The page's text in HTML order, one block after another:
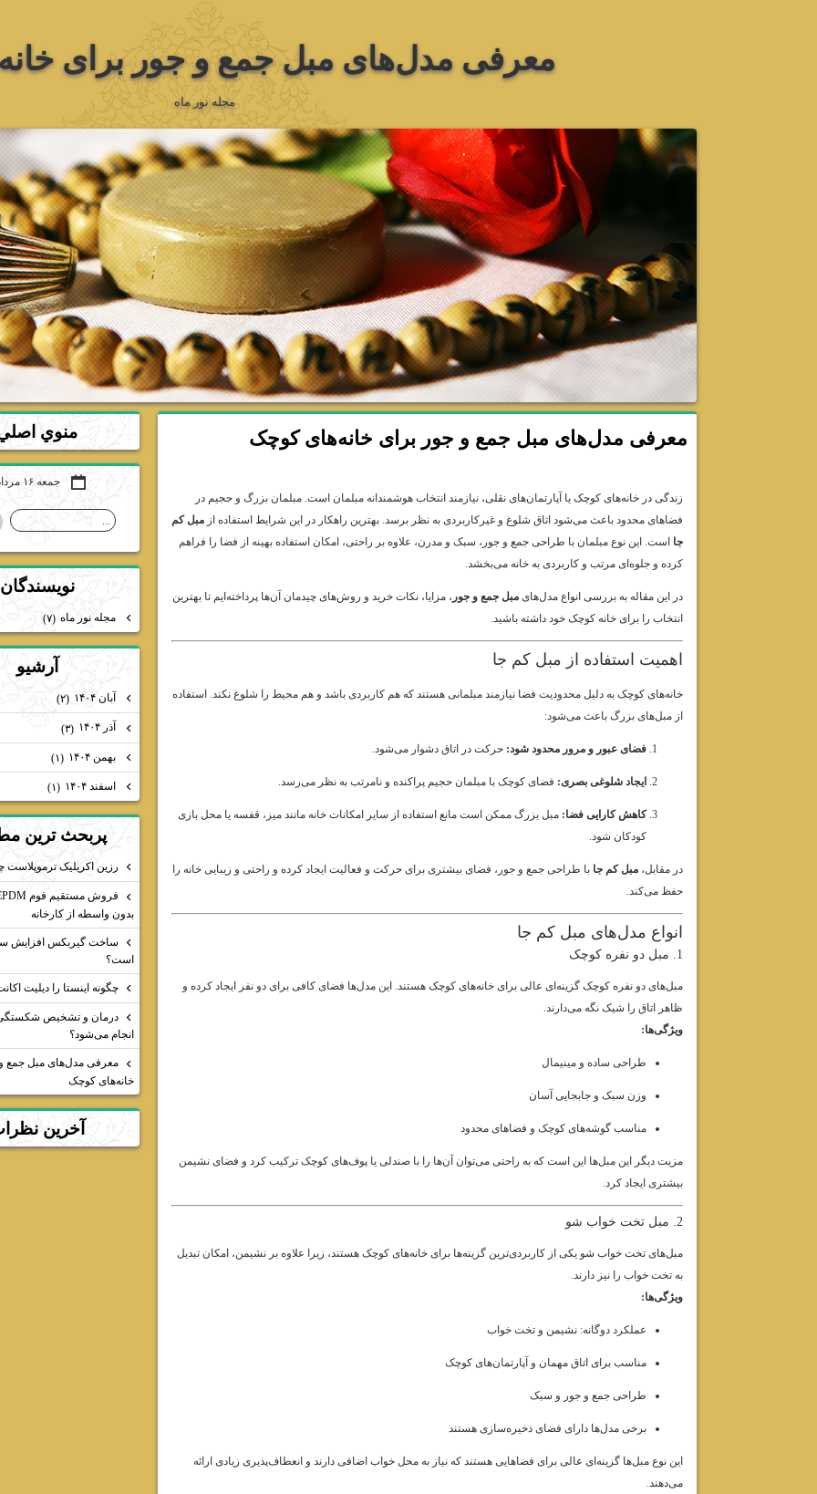
معرفی مدل‌های مبل جمع و جور برای
مجله نور ماه
معرفی مدل‌های مبل جمع و جور برای خانه‌های کوچک
زندگی در خانه‌های کوچک یا آپارتمان‌های نقلی، نیازمند انتخاب هوشمندانه مبلمان است. مبلمان بزرگ و حجیم در
فضاهای محدود باعث می‌شود اتاق شلوغ و غیرکاربردی به نظر برسد. بهترین راهکار در این شرایط استفاده از مبل کم
جا است. این نوع مبلمان با طراحی جمع و جور، سبک و مدرن، علاوه بر راحتی، امکان استفاده بهینه از فضا را فراهم
کرده و جلوه‌ای مرتب و کاربردی به خانه می‌بخشد.
در این مقاله به بررسی انواع مدل‌های مبل جمع و جور ، مزایا، نکات خرید و روش‌های چیدمان آن‌ها پرداخته‌ایم تا بهترین
انتخاب را برای خانه کوچک خود داشته باشید.
اهمیت استفاده از مبل کم جا
خانه‌های کوچک به دلیل محدودیت فضا نیازمند مبلمانی هستند که هم کاربردی باشد و هم محیط را شلوغ نکند. استفاده
از مبل‌های بزرگ باعث می‌شود:
فضای عبور و مرور محدود شود: حرکت در اتاق دشوار می‌شود.
ایجاد شلوغی بصری: فضای کوچک با مبلمان حجیم پراکنده و نامرتب به نظر می‌رسد.
کاهش کارایی فضا: مبل بزرگ ممکن است مانع استفاده از سایر امکانات خانه مانند میز، قفسه یا محل بازی
کودکان شود.
در مقابل، مبل کم جا با طراحی جمع و جور، فضای بیشتری برای حرکت و فعالیت ایجاد کرده و راحتی و زیبایی خانه را
حفظ می‌کند.
انواع مدل‌های مبل کم جا
1. مبل دو نفره کوچک
مبل‌های دو نفره کوچک گزینه‌ای عالی برای خانه‌های کوچک هستند. این مدل‌ها فضای کافی برای دو نفر ایجاد کرده و
ظاهر اتاق را شیک نگه می‌دارند.
ویژگی‌ها:
طراحی ساده و مینیمال
وزن سبک و جابجایی آسان
مناسب گوشه‌های کوچک و فضاهای محدود
مزیت دیگر این مبل‌ها این است که به راحتی می‌توان آن‌ها را با صندلی یا پوف‌های کوچک ترکیب کرد و فضای نشیمن
بیشتری ایجاد کرد.
2. مبل تخت خواب شو
مبل‌های تخت خواب شو یکی از کاربردی‌ترین گزینه‌ها برای خانه‌های کوچک هستند، زیرا علاوه بر نشیمن، امکان تبدیل
به تخت خواب را نیز دارند.
ویژگی‌ها:
عملکرد دوگانه: نشیمن و تخت خواب
مناسب برای اتاق مهمان و آپارتمان‌های کوچک
طراحی جمع و جور و سبک
برخی مدل‌ها دارای فضای ذخیره‌سازی هستند
این نوع مبل‌ها گزینه‌ای عالی برای فضاهایی هستند که نیاز به محل خواب اضافی دارند و انعطاف‌پذیری زیادی ارائه
می‌دهند.
منوي
جمعه ۱۶ مرداد ۰۵
نويسندگان
مجله نور ماه (۷)
آرشيو
آبان ۱۴۰۴ (۲)
آذر ۱۴۰۴ (۳)
بهمن ۱۴۰۴ (۱)
اسفند ۱۴۰۴ (۱)
پربحث ترين
رزین اکریلیک
بدون واسطه از کارخانه
ساخت گیربکس افزایش
است؟
چگونه اینستا را دیلیت
درمان و تشخیص
انجام می‌شود؟
معرفی مدل‌های مبل جمع
خانه‌های کوچک
آخرين